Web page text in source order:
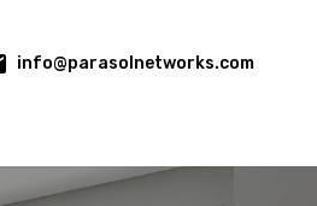
info@parasolnetworks.com